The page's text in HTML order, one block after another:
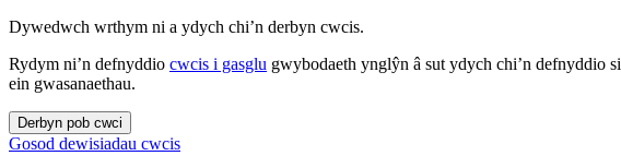
Dywedwch wrthym ni a ydych chi’n derbyn cwcis.
Rydym ni’n defnyddio cwcis i gasglu gwybodaeth ynglŷn â sut ydych chi’n defnyddio
ein gwasanaethau.
Derbyn pob cwci
Gosod dewisiadau cwcis